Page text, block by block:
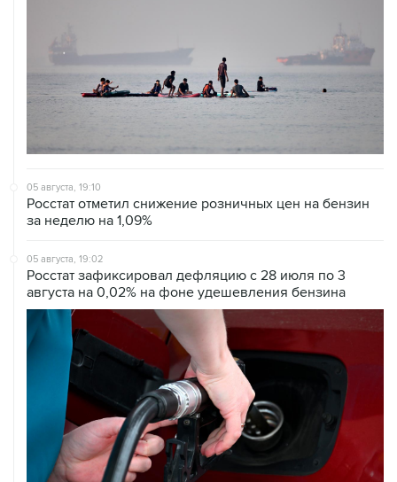
05 августа, 19:10
Росстат отметил снижение розничных цен на бензин
за неделю на 1,09%
05 августа, 19:02
Росстат зафиксировал дефляцию с 28 июля по 3
августа на 0,02% на фоне удешевления бензина